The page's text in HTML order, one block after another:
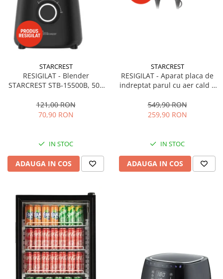
STARCREST
RESIGILAT - Blender
STARCREST STB-15500B, 500
Pulse, Negru
121,00 RON
70,90 RON
IN STOC
ADAUGA IN COS
STARCREST
RESIGILAT - Aparat placa de
indreptat parul cu aer cald 2
1300 W, Uscare si indreptare,
Afisaj LCD, Tehnologie cu ioni
549,90 RON
259,90 RON
IN STOC
ADAUGA IN COS